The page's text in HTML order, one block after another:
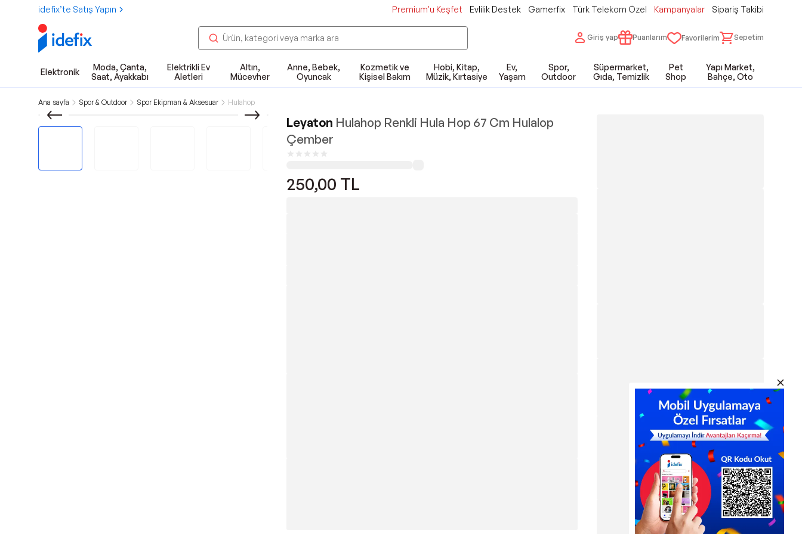
idefix’te Satış Yapın Premium'u Keşfet Evlilik Destek Gamerfix Türk Telekom Özel Kampanyalar Sipariş Takibi
Giriş yap Puanlarım Favorilerim Sepetim
Elektronik
Moda, Çanta,
Saat, Ayakkabı
Elektrikli Ev
Aletleri
Altın,
Mücevher
Anne, Bebek,
Oyuncak
Kozmetik ve
Kişisel Bakım
Hobi, Kitap,
Müzik, Kırtasiye
Ev,
Yaşam
Spor,
Outdoor
Süpermarket,
Gıda, Temizlik
Pet
Shop
Yapı Market,
Bahçe, Oto
Ana sayfa Spor & Outdoor Spor Ekipman & Aksesuar Hulahop
Leyaton Hulahop Renkli Hula Hop 67 Cm Hulalop
Çember
250,00 TL